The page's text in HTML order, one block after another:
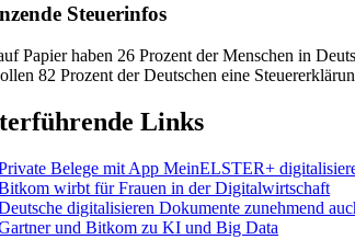
Steuerinfos
Papier haben 26 Prozent der Menschen in
82 Prozent der Deutschen eine
Links
Belege mit App MeinELSTER+
wirbt für Frauen in der Digitalwirtschaft
digitalisieren Dokumente zunehmend
und Bitkom zu KI und Big Data